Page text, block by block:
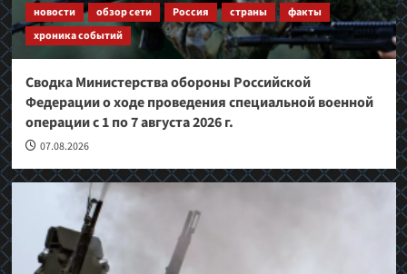
новости обзор сети Россия страны
факты
хроника событий
Сводка Министерства обороны Российской
Федерации о ходе проведения специальной военной
операции с 1 по 7 августа 2026 г.
07.08.2026